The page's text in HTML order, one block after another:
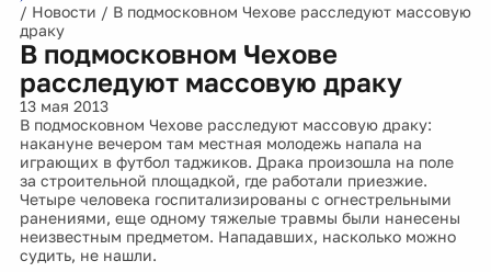
/ Новости / В подмосковном Чехове расследуют массовую
драку
В подмосковном Чехове
расследуют массовую драку
13 мая 2013
В подмосковном Чехове расследуют массовую драку:
накануне вечером там местная молодежь напала на
играющих в футбол таджиков. Драка произошла на поле
за строительной площадкой, где работали приезжие.
Четыре человека госпитализированы с огнестрельными
ранениями, еще одному тяжелые травмы были нанесены
неизвестным предметом. Нападавших, насколько можно
судить, не нашли.